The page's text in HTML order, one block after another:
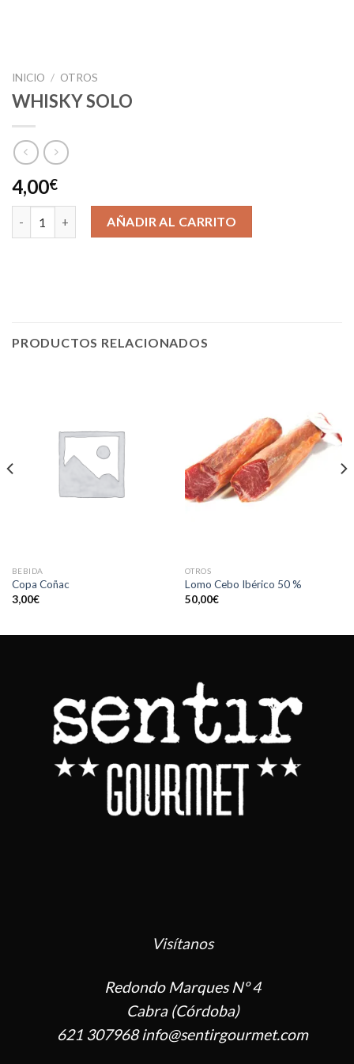
INICIO / OTROS
WHISKY SOLO
4,00€
WHISKY SOLO cantidadAÑADIR AL CARRITO
PRODUCTOS RELACIONADOS
BEBIDA
Copa Coñac
3,00€
OTROS
Lomo Cebo Ibérico 50 %
50,00€
Visítanos
Redondo Marques Nº 4
Cabra (Córdoba)
621 307968 info@sentirgourmet.com